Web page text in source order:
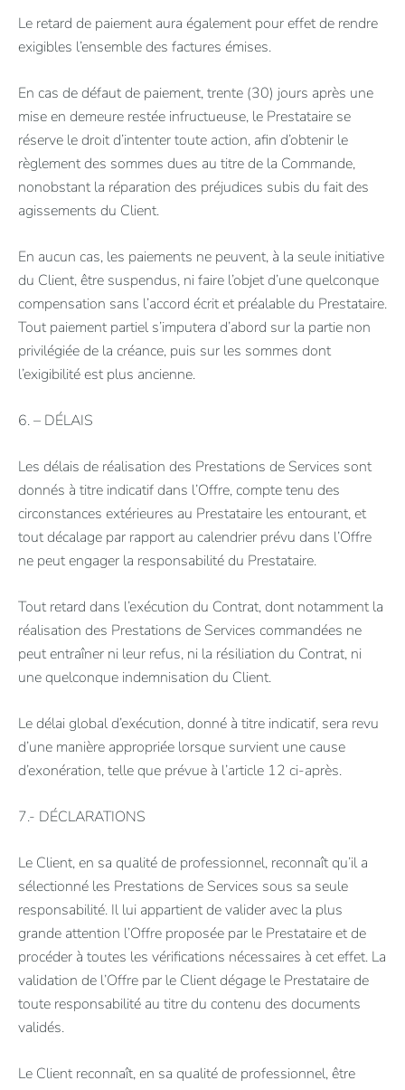
Le retard de paiement aura également pour effet de rendre
exigibles l’ensemble des factures émises.
En cas de défaut de paiement, trente (30) jours après une
mise en demeure restée infructueuse, le Prestataire se
réserve le droit d’intenter toute action, afin d’obtenir le
règlement des sommes dues au titre de la Commande,
nonobstant la réparation des préjudices subis du fait des
agissements du Client.
En aucun cas, les paiements ne peuvent, à la seule initiative
du Client, être suspendus, ni faire l’objet d’une quelconque
compensation sans l’accord écrit et préalable du Prestataire.
Tout paiement partiel s’imputera d’abord sur la partie non
privilégiée de la créance, puis sur les sommes dont
l’exigibilité est plus ancienne.
6. – DÉLAIS
Les délais de réalisation des Prestations de Services sont
donnés à titre indicatif dans l’Offre, compte tenu des
circonstances extérieures au Prestataire les entourant, et
tout décalage par rapport au calendrier prévu dans l’Offre
ne peut engager la responsabilité du Prestataire.
Tout retard dans l’exécution du Contrat, dont notamment la
réalisation des Prestations de Services commandées ne
peut entraîner ni leur refus, ni la résiliation du Contrat, ni
une quelconque indemnisation du Client.
Le délai global d’exécution, donné à titre indicatif, sera revu
d’une manière appropriée lorsque survient une cause
d’exonération, telle que prévue à l’article 12 ci-après.
7.- DÉCLARATIONS
Le Client, en sa qualité de professionnel, reconnaît qu’il a
sélectionné les Prestations de Services sous sa seule
responsabilité. Il lui appartient de valider avec la plus
grande attention l’Offre proposée par le Prestataire et de
procéder à toutes les vérifications nécessaires à cet effet. La
validation de l’Offre par le Client dégage le Prestataire de
toute responsabilité au titre du contenu des documents
validés.
Le Client reconnaît, en sa qualité de professionnel, être